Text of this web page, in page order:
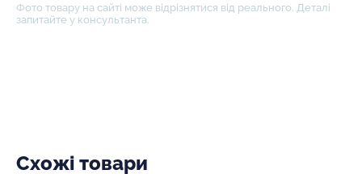
Фото товару на сайті може відрізнятися від реального. Деталі
запитайте у консультанта.
Схожі товари